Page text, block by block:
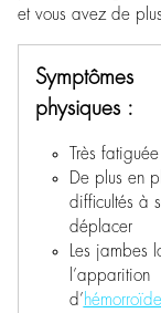
et vous avez de
Symptômes
physiques :
Très fatiguée
De plus en
difficultés à
déplacer
Les jambes
l’apparition
d’